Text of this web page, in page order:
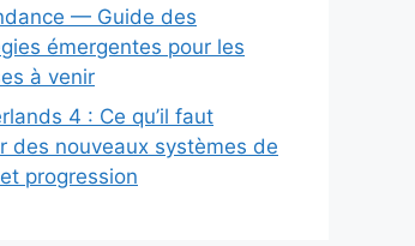
— Guide des
émergentes pour les
à venir
4 : Ce qu’il faut
des nouveaux systèmes de
progression